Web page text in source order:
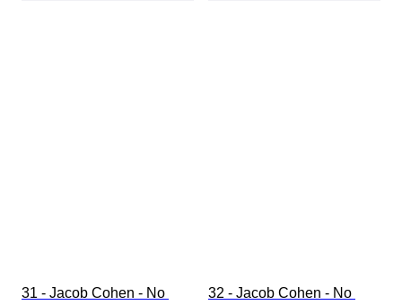
31 - Jacob Cohen - No
32 - Jacob Cohen - No